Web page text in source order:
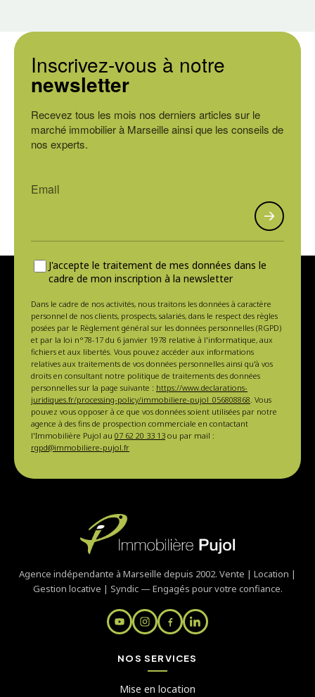
Inscrivez-vous à notre
newsletter
Recevez tous les mois nos derniers articles sur le
marché immobilier à Marseille ainsi que les conseils de
nos experts.
J'accepte le traitement de mes données dans le
cadre de mon inscription à la newsletter
Dans le cadre de nos activités, nous traitons les données à caractère
personnel de nos clients, prospects, salariés, dans le respect des règles
posées par le Règlement général sur les données personnelles (RGPD)
et par la loi n°78-17 du 6 janvier 1978 relative à l'informatique, aux
fichiers et aux libertés. Vous pouvez accéder aux informations
relatives aux traitements de vos données personnelles ainsi qu'à vos
droits en consultant notre politique de traitements des données
personnelles sur la page suivante : https://www.declarations-
juridiques.fr/processing-policy/immobiliere-pujol_056808868 . Vous
pouvez vous opposer à ce que vos données soient utilisées par notre
agence à des fins de prospection commerciale en contactant
l'Immobilière Pujol au 07 62 20 33 13 ou par mail :
rgpd@immobiliere-pujol.fr
Agence indépendante à Marseille depuis 2002. Vente | Location |
Gestion locative | Syndic — Engagés pour votre confiance.
NOS SERVICES
Mise en location